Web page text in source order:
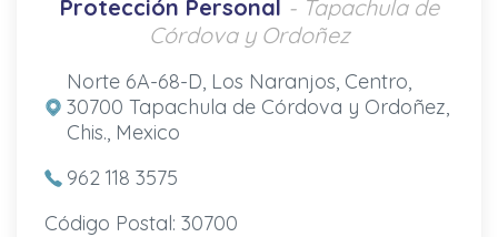
Protección Personal - Tapachula de
Córdova y Ordoñez
Norte 6A-68-D, Los Naranjos, Centro,
30700 Tapachula de Córdova y Ordoñez,
Chis., Mexico
962 118 3575
Código Postal: 30700